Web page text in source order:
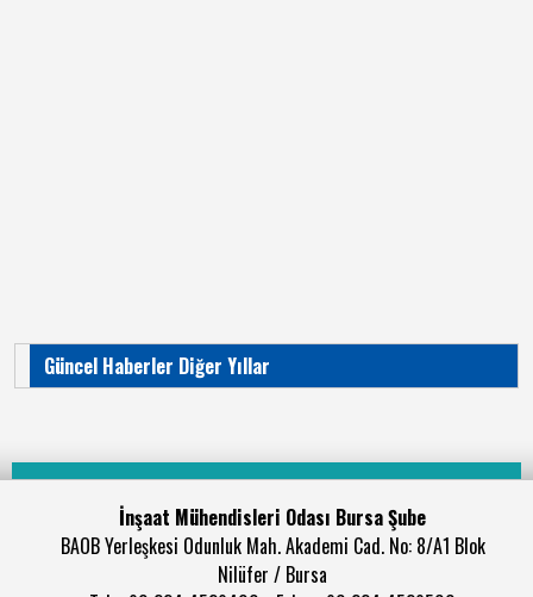
Güncel Haberler Diğer Yıllar
İnşaat Mühendisleri Odası Bursa Şube
BAOB Yerleşkesi Odunluk Mah. Akademi Cad. No: 8/A1 Blok
Nilüfer / Bursa